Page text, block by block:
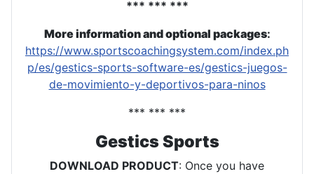
*** *** ***
More information and optional packages:
https://www.sportscoachingsystem.com/index.ph
p/es/gestics-sports-software-es/gestics-juegos-
de-movimiento-y-deportivos-para-ninos
*** *** ***
Gestics Sports
DOWNLOAD PRODUCT: Once you have